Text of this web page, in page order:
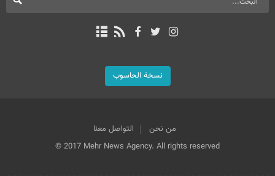
نسخة الحاسوب
من نحن
التواصل معنا
© 2017 Mehr News Agency. All rights reserved